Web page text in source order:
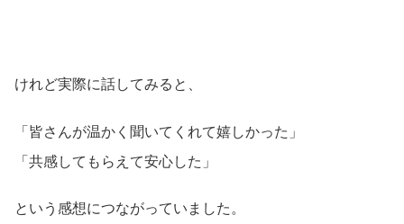
けれど実際に話してみると、
「皆さんが温かく聞いてくれて嬉しかった」
「共感してもらえて安心した」
という感想につながっていました。